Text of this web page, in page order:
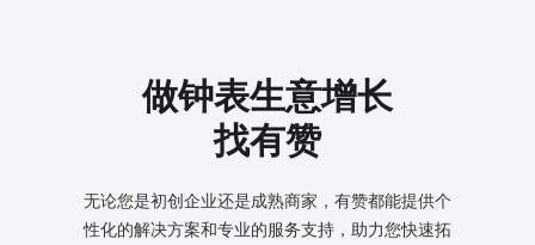
做钟表生意增长
找有赞
无论您是初创企业还是成熟商家，有赞都能提供个
性化的解决方案和专业的服务支持，助力您快速拓